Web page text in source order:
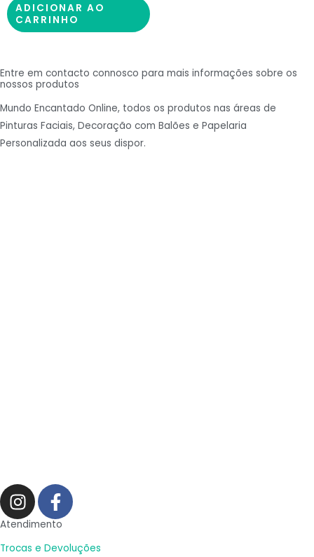
ADICIONAR AO
CARRINHO
Entre em contacto connosco para mais informações sobre os
nossos produtos
Mundo Encantado Online, todos os produtos nas áreas de
Pinturas Faciais, Decoração com Balões e Papelaria
Personalizada aos seus dispor.
I
n
s
t
F
a
c
e
Atendimento
Trocas e Devoluções